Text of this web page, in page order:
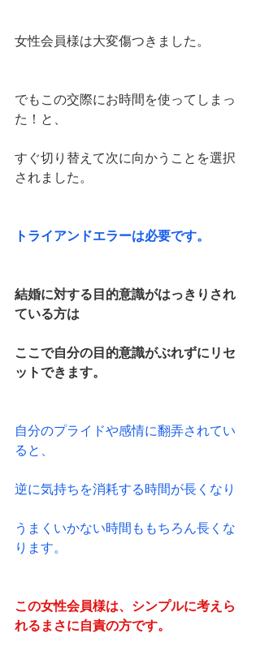
女性会員様は大変傷つきました。
でもこの交際にお時間を使ってしまっ
た！と、
すぐ切り替えて次に向かうことを選択
されました。
トライアンドエラーは必要です。
結婚に対する目的意識がはっきりされ
ている方は
ここで自分の目的意識がぶれずにリセ
ットできます。
自分のプライドや感情に翻弄されてい
ると、
逆に気持ちを消耗する時間が長くなり
うまくいかない時間ももちろん長くな
ります。
この女性会員様は、シンプルに考えら
れるまさに自責の方です。